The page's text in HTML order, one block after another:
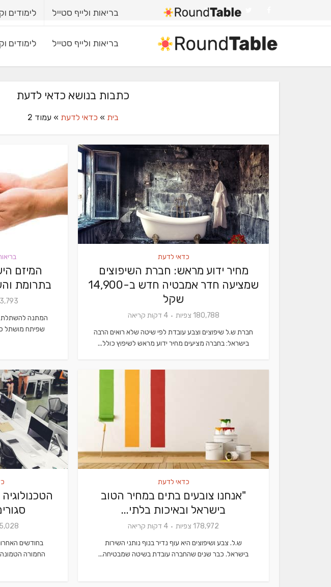
בריאות ולייף סטייל לימודים
בריאות ולייף סטייל לימודים
כתבות בנושא כדאי לדעת
בית » כדאי לדעת »עמוד 2
כדאי לדעת
מחיר ידוע מראש: חברת השיפוצים
שמציעה חדר אמבטיה חדש ב-14,900
שקל
180,788 צפיות
4 דקות קריאה
חברת ש.ל שיפוצים וצבע עובדת לפי שיטה שלא רואים הרבה
בישראל: בחברה מציעים מחיר ידוע מראש לשיפוץ כולל...
המיזם
בתרומת
133,793
המתנה להשתלת
שפיתח מושתל
כדאי לדעת
"אנחנו צובעים בתים במחיר הטוב
בישראל ובאיכות בלתי...
178,972 צפיות
4 דקות קריאה
ש.ל. צבע ושיפוצים היא עוף נדיר בנוף נותני השירות
בישראל. כבר שנים שהחברה עובדת בשיטה שמבטיחה...
145,028
בחודשים
החמורה הטמונה